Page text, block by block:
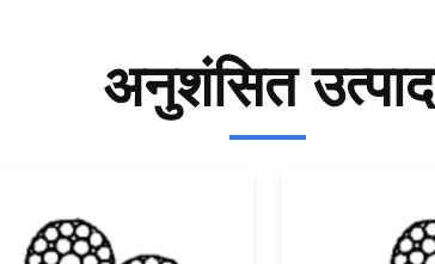
अनुशंसित उत्पाद